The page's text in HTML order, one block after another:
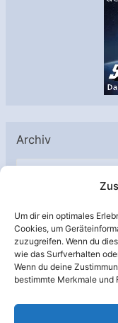
Um dir ein optimales
Cookies, um
zuzugreifen. Wenn du
wie das Surfverhalten
Wenn du deine
bestimmte Merkmale
Archiv
A
h
i
v
Unterstützt von: